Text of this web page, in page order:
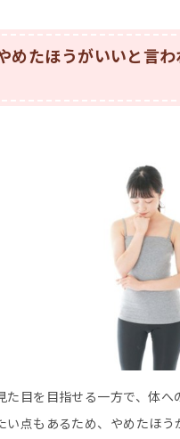
めたほうがいいと言わ
た目を目指せる一方で、体へ
い点もあるため、やめたほう